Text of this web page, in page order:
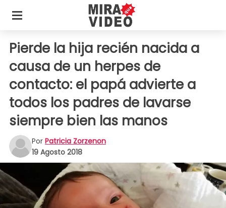
Pierde la hija recién nacida a
causa de un herpes de
contacto: el papá advierte a
todos los padres de lavarse
siempre bien las manos
Por Patricia Zorzenon
19 Agosto 2018